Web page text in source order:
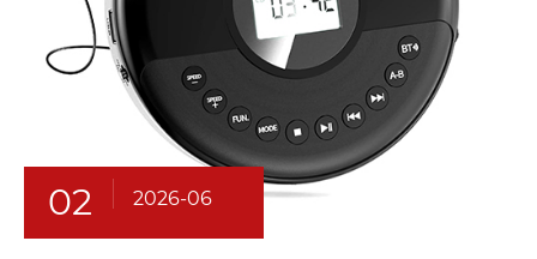
02 2026-06